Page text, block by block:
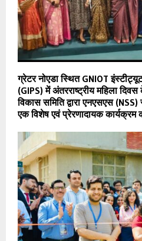
ग्रेटर नोएडा स्थित GNIOT
(GIPS) में अंतरराष्ट्रीय महिला
विकास समिति द्वारा एनएसएस
एक विशेष एवं प्रेरणादायक